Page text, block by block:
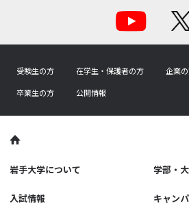
受験生の方 在学生・保護者の方 企業
卒業生の方
公開情報
岩手大学について 学部・
入試情報 キャン